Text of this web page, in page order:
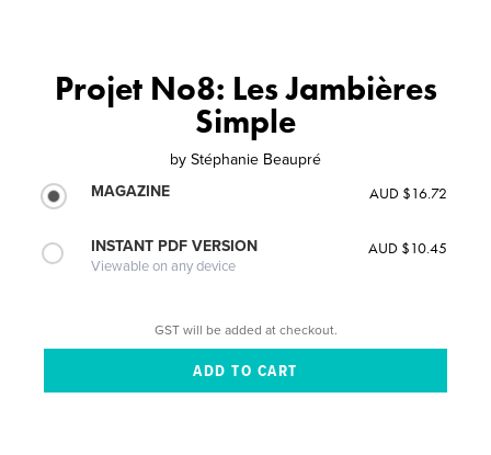
Projet No8: Les Jambières
Simple
by Stéphanie Beaupré
MAGAZINE
AUD $16.72
INSTANT PDF VERSION
Viewable on any device
AUD $10.45
GST will be added at checkout.